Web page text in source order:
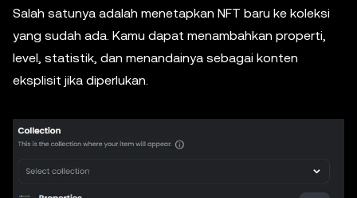
Salah satunya adalah menetapkan NFT baru ke koleksi
yang sudah ada. Kamu dapat menambahkan properti,
level, statistik, dan menandainya sebagai konten
eksplisit jika diperlukan.